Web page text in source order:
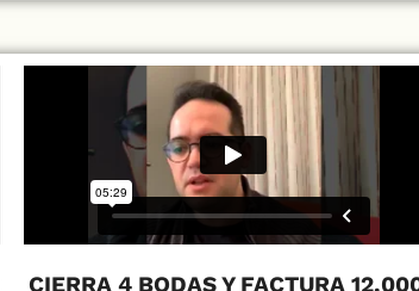
CIERRA 4 BODAS Y FACTURA